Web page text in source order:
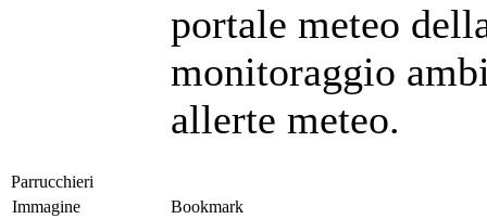
portale meteo
monitoraggio
allerte meteo.
Parrucchieri
Immagine
Bookmark